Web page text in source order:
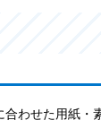
わせた用紙・